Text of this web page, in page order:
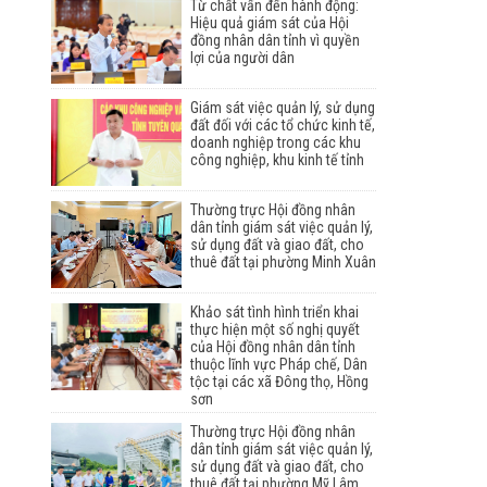
Từ chất vấn đến hành động:
Hiệu quả giám sát của Hội
đồng nhân dân tỉnh vì quyền
lợi của người dân
Giám sát việc quản lý, sử dụng
đất đối với các tổ chức kinh tế,
doanh nghiệp trong các khu
công nghiệp, khu kinh tế tỉnh
Thường trực Hội đồng nhân
dân tỉnh giám sát việc quản lý,
sử dụng đất và giao đất, cho
thuê đất tại phường Minh Xuân
Khảo sát tình hình triển khai
thực hiện một số nghị quyết
của Hội đồng nhân dân tỉnh
thuộc lĩnh vực Pháp chế, Dân
tộc tại các xã Đông thọ, Hồng
sơn
Thường trực Hội đồng nhân
dân tỉnh giám sát việc quản lý,
sử dụng đất và giao đất, cho